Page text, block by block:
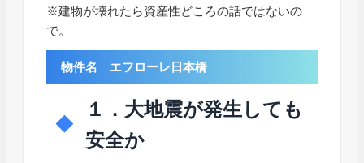
※建物が壊れたら資産性どころの話ではないの
で。
物件名 エフローレ日本橋
１．大地震が発生しても
安全か